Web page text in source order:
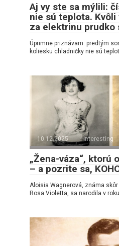
Aj vy ste sa mýlili:
nie sú teplota.
za elektrinu prudko
Úprimne priznávam: predtým
koliesku chladničky nie sú
10.12.2025 interesting
„Žena-váza“, ktorú
– a pozrite sa,
Aloisia Wagnerová, známa
Rosa Violetta, sa narodila v